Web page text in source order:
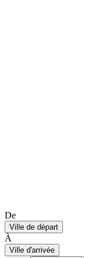
De
Ville de départ
À
Ville d'arrivée